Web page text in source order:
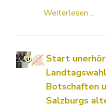
Weiterlesen ...
Start
Botschaften
Salzburgs